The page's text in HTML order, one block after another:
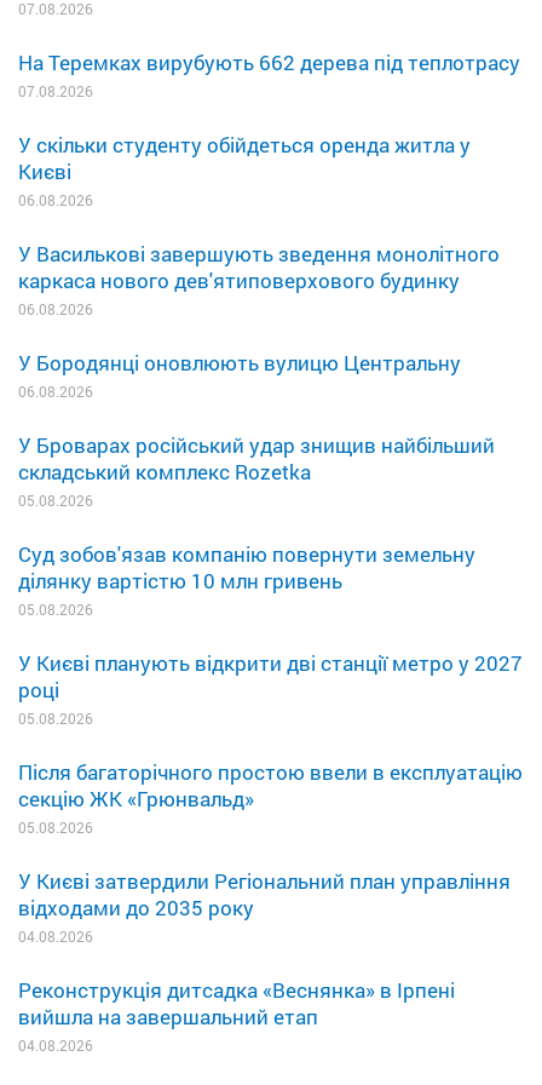
07.08.2026
На Теремках вирубують 662 дерева під теплотрасу
07.08.2026
У скільки студенту обійдеться оренда житла у
Києві
06.08.2026
У Василькові завершують зведення монолітного
каркаса нового дев'ятиповерхового будинку
06.08.2026
У Бородянці оновлюють вулицю Центральну
06.08.2026
У Броварах російський удар знищив найбільший
складський комплекс Rozetka
05.08.2026
Суд зобов'язав компанію повернути земельну
ділянку вартістю 10 млн гривень
05.08.2026
У Києві планують відкрити дві станції метро у 2027
році
05.08.2026
Після багаторічного простою ввели в експлуатацію
секцію ЖК «Грюнвальд»
05.08.2026
У Києві затвердили Регіональний план управління
відходами до 2035 року
04.08.2026
Реконструкція дитсадка «Веснянка» в Ірпені
вийшла на завершальний етап
04.08.2026